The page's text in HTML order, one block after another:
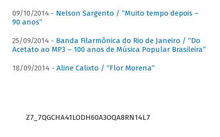
09/10/2014 - Nelson Sargento / “Muito tempo depois –
90 anos”
25/09/2014 - Banda Filarmônica do Rio de Janeiro / “Do
Acetato ao MP3 – 100 anos de Música Popular Brasileira”
18/09/2014 - Aline Calixto / “Flor Morena”
Z7_7QGCHA41LODH60A3OQA8RN14L7